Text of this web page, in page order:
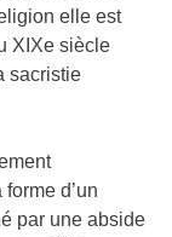
elle est
XIXe siècle
sacristie
d’un
par une abside